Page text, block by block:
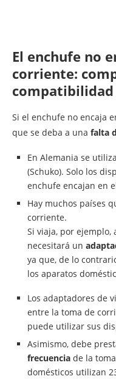
El enchufe no
corriente:
compatibilidad
Si el enchufe no encaja
que se deba a una falta
En Alemania se
(Schuko). Solo los
enchufe encajan en
Hay muchos países
corriente.
Si viaja, por ejemplo,
necesitará un
ya que, de lo
los aparatos
Los adaptadores de
entre la toma de
puede utilizar sus
Asimismo, debe
frecuencia de la
domésticos utilizan